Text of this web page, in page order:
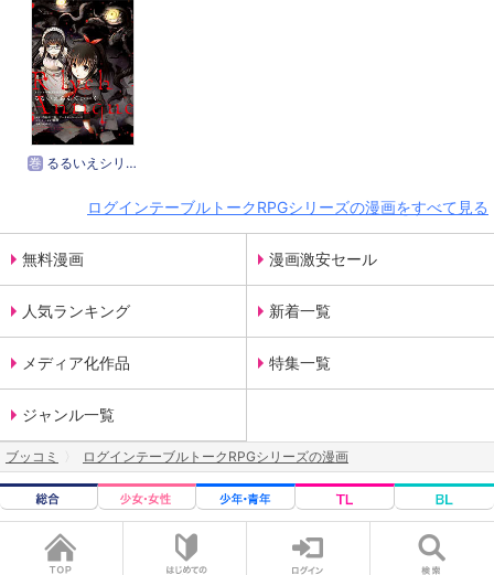
巻 るるいえシリーズ（コミック）
ログインテーブルトークRPGシリーズの漫画をすべて見る
無料漫画 漫画激安セール
人気ランキング 新着一覧
メディア化作品 特集一覧
ジャンル一覧
ブッコミ ログインテーブルトークRPGシリーズの漫画